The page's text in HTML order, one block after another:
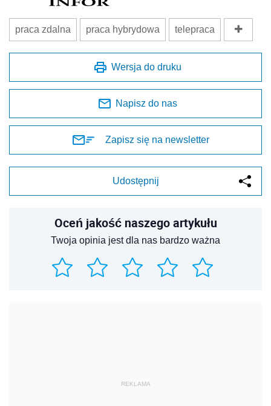
praca zdalna praca hybrydowa telepraca
Wersja do druku
Napisz do nas
Zapisz się na newsletter
Udostępnij
Oceń jakość naszego artykułu
Twoja opinia jest dla nas bardzo ważna
REKLAMA